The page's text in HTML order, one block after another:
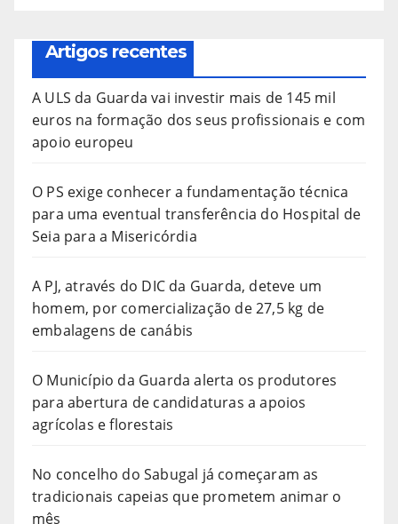
Artigos recentes
A ULS da Guarda vai investir mais de 145 mil
euros na formação dos seus profissionais e com
apoio europeu
O PS exige conhecer a fundamentação técnica
para uma eventual transferência do Hospital de
Seia para a Misericórdia
A PJ, através do DIC da Guarda, deteve um
homem, por comercialização de 27,5 kg de
embalagens de canábis
O Município da Guarda alerta os produtores
para abertura de candidaturas a apoios
agrícolas e florestais
No concelho do Sabugal já começaram as
tradicionais capeias que prometem animar o
mês